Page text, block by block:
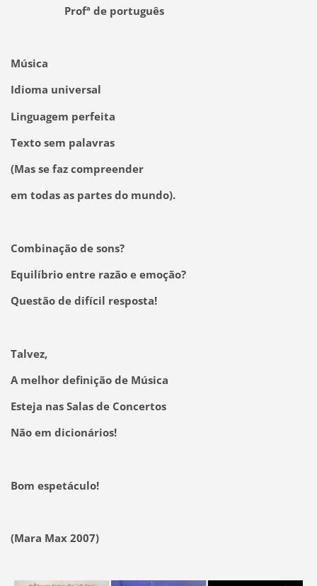
Profª de português
Música
Idioma universal
Linguagem perfeita
Texto sem palavras
(Mas se faz compreender
em todas as partes do mundo).
Combinação de sons?
Equilíbrio entre razão e emoção?
Questão de difícil resposta!
Talvez,
A melhor definição de Música
Esteja nas Salas de Concertos
Não em dicionários!
Bom espetáculo!
(Mara Max 2007)